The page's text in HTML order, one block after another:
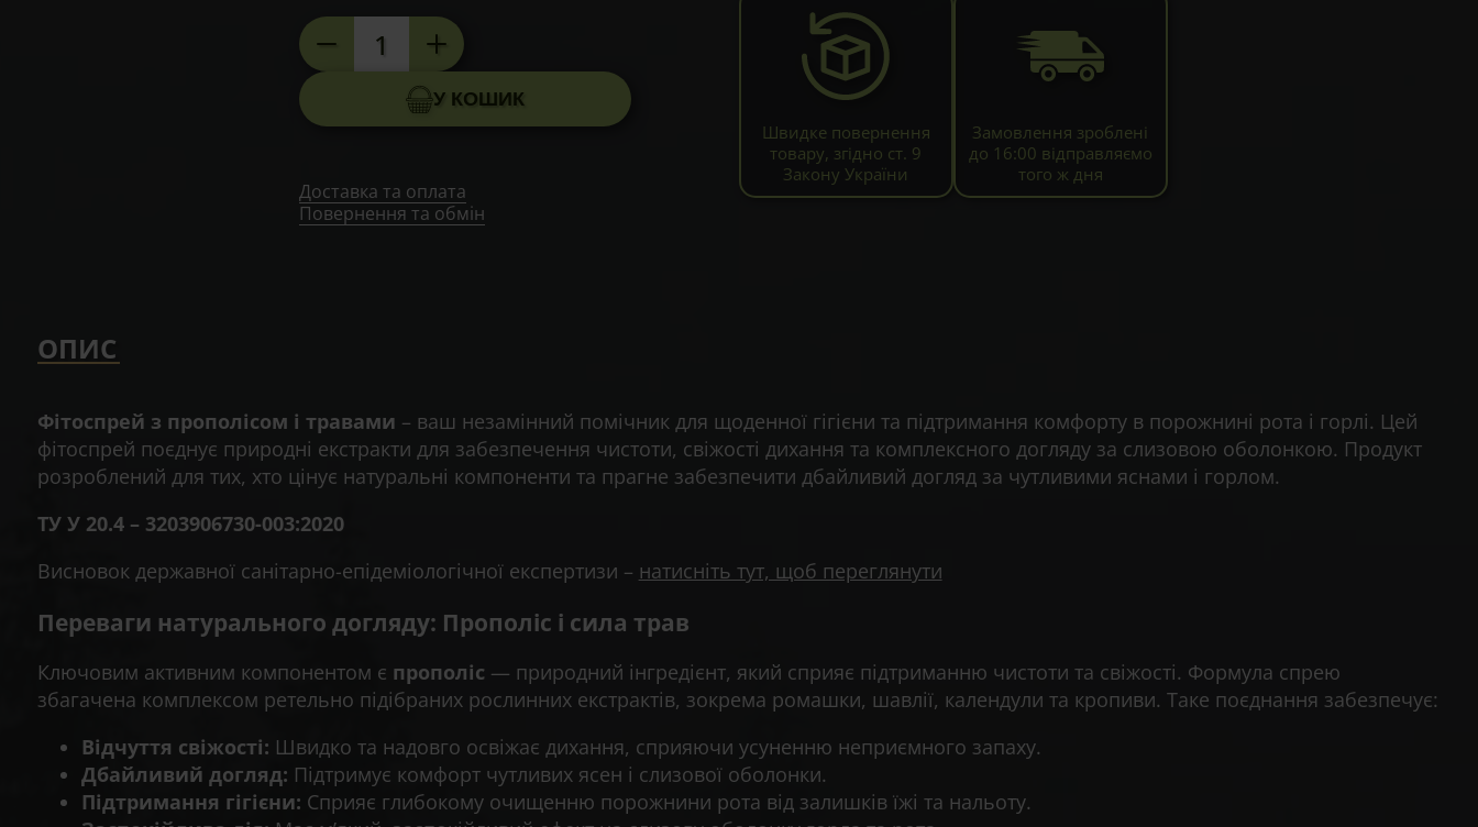
Фітоспрей
з
прополісом
кількість
У КОШИК
Доставка та оплата
Повернення та обмін
Швидке повернення
товару, згідно ст. 9
Закону України
Замовлення зроблені
до 16:00 відправляємо
того ж дня
ОПИС
Фітоспрей з прополісом і травами – ваш незамінний помічник для щоденної гігієни та підтримання комфорту в порожнині рота і горлі. Цей
фітоспрей поєднує природні екстракти для забезпечення чистоти, свіжості дихання та комплексного догляду за слизовою оболонкою. Продукт
розроблений для тих, хто цінує натуральні компоненти та прагне забезпечити дбайливий догляд за чутливими яснами і горлом.
ТУ У 20.4 – 3203906730-003:2020
Висновок державної санітарно-епідеміологічної експертизи – натисніть тут, щоб переглянути
Переваги натурального догляду: Прополіс і сила трав
Ключовим активним компонентом є прополіс — природний інгредієнт, який сприяє підтриманню чистоти та свіжості. Формула спрею
збагачена комплексом ретельно підібраних рослинних екстрактів, зокрема ромашки, шавлії, календули та кропиви. Таке поєднання забезпечує:
Відчуття свіжості: Швидко та надовго освіжає дихання, сприяючи усуненню неприємного запаху.
Дбайливий догляд: Підтримує комфорт чутливих ясен і слизової оболонки.
Підтримання гігієни: Сприяє глибокому очищенню порожнини рота від залишків їжі та нальоту.